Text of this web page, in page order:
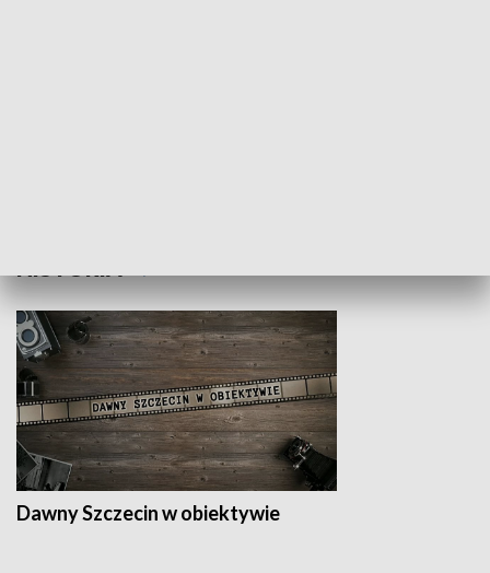
Dawny Szczecin w obiektywie